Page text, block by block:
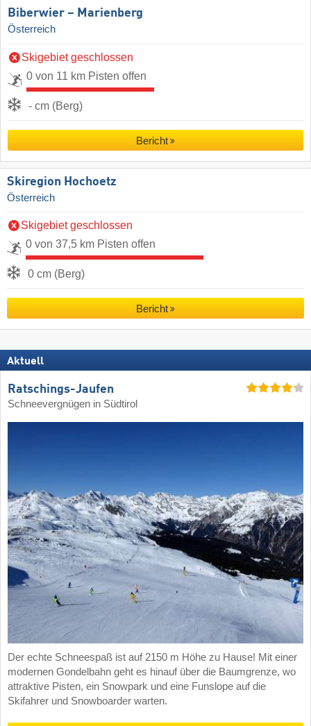
Biberwier – Marienberg
Österreich
Skigebiet geschlossen
0 von 11 km Pisten offen
- cm (Berg)
Bericht
Skiregion Hochoetz
Österreich
Skigebiet geschlossen
0 von 37,5 km Pisten offen
0 cm (Berg)
Bericht
Aktuell
Ratschings-Jaufen
Schneevergnügen in Südtirol
Der echte Schneespaß ist auf 2150 m Höhe zu Hause! Mit einer
modernen Gondelbahn geht es hinauf über die Baumgrenze, wo
attraktive Pisten, ein Snowpark und eine Funslope auf die
Skifahrer und Snowboarder warten.